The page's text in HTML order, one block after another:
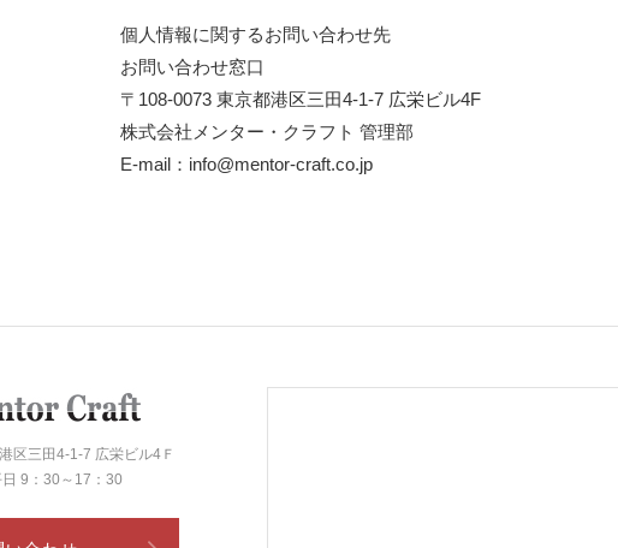
個人情報に関するお問い合わせ先
お問い合わせ窓口
〒108-0073 東京都港区三田4-1-7 広栄ビル4F
株式会社メンター・クラフト 管理部
E-mail：info@mentor-craft.co.jp
区三田4-1-7 広栄ビル4Ｆ
9：30～17：30